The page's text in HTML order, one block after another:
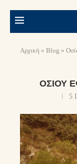
Αρχική » Blog »
ΟΣΊΟΥ
5